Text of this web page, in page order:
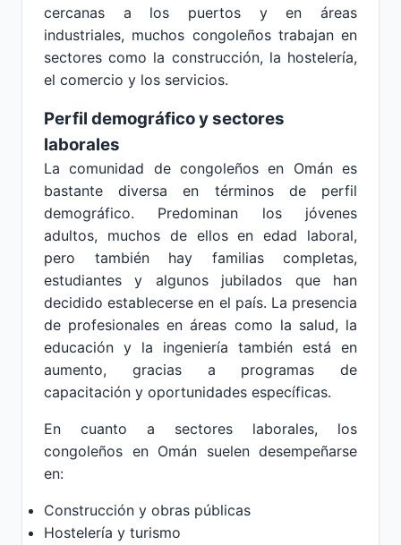
cercanas a los puertos y en áreas
industriales, muchos congoleños trabajan en
sectores como la construcción, la hostelería,
el comercio y los servicios.
Perfil demográfico y sectores
laborales
La comunidad de congoleños en Omán es
bastante diversa en términos de perfil
demográfico. Predominan los jóvenes
adultos, muchos de ellos en edad laboral,
pero también hay familias completas,
estudiantes y algunos jubilados que han
decidido establecerse en el país. La presencia
de profesionales en áreas como la salud, la
educación y la ingeniería también está en
aumento, gracias a programas de
capacitación y oportunidades específicas.
En cuanto a sectores laborales, los
congoleños en Omán suelen desempeñarse
en:
Construcción y obras públicas
Hostelería y turismo